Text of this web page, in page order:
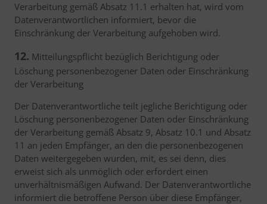
Verarbeitung gemäß Absatz 11.1 erhalten hat, wird vom
Datenverantwortlichen informiert, bevor die
Einschränkung der Verarbeitung aufgehoben wird.
12. Mitteilungspflicht bezüglich Berichtigung oder
Löschung personenbezogener Daten oder Einschränkung
der Verarbeitung
Der Datenverantwortliche teilt jegliche Berichtigung oder
Löschung personenbezogener Daten oder Einschränkung
der Verarbeitung gemäß Absatz 9, Absatz 10.1 und Absatz
11 an jeden Empfänger, an den die personenbezogenen
Daten weitergegeben wurden, mit, es sei denn, dies
erweist sich als unmöglich oder erfordert einen
unverhältnismäßigen Aufwand. Der Datenverantwortliche
informiert die betroffene Person über diese Empfänger,